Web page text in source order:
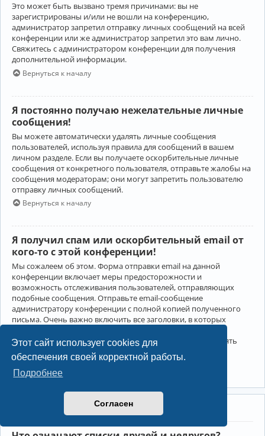
Этот сайт использует cookies для
обеспечения своей корректной работы.
Подробнее
Согласен
Это может быть вызвано тремя причинами: вы не
зарегистрированы и/или не вошли на конференцию,
администратор запретил отправку личных сообщений на всей
конференции или же администратор запретил это вам лично.
Свяжитесь с администратором конференции для получения
дополнительной информации.
Вернуться к началу
Я постоянно получаю нежелательные личные
сообщения!
Вы можете автоматически удалять личные сообщения
пользователей, используя правила для сообщений в вашем
личном разделе. Если вы получаете оскорбительные личные
сообщения от конкретного пользователя, отправьте жалобы на
сообщения модераторам; они могут запретить пользователю
отправку личных сообщений.
Вернуться к началу
Я получил спам или оскорбительный email от
кого-то с этой конференции!
Мы сожалеем об этом. Форма отправки email на данной
конференции включает меры предосторожности и
возможность отслеживания пользователей, отправляющих
подобные сообщения. Отправьте email-сообщение
администратору конференции с полной копией полученного
письма. Очень важно включить все заголовки, в которых
Администратор конференции сможет в этом случае принять
меры.
Друзья и недруги